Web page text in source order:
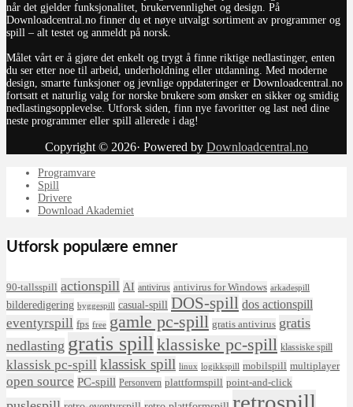
når det gjelder funksjonalitet, brukervennlighet og design. På
Downloadcentral.no finner du et nøye utvalgt sortiment av programmer og
spill – alt testet og anmeldt på norsk.
Målet vårt er å gjøre det enkelt og trygt å finne riktige nedlastinger, enten
du ser etter noe til arbeid, underholdning eller utdanning. Med moderne
design, smarte funksjoner og jevnlige oppdateringer er Downloadcentral.no
fortsatt et naturlig valg for norske brukere som ønsker en sikker og smidig
nedlastingsopplevelse. Utforsk siden, finn nye favoritter og last ned dine
neste programmer eller spill allerede i dag!
Copyright © 2026· Powered by Downloadcentral.no
Programvare
Spill
Drivere
Download Akademiet
Utforsk populære emner
90-tallsspill actionspill AI antivirus antivirus for Windows arkadespill
bilderedigering byggespill casual-spill DOS-spill dos actionspill
eventyrspill fps free gamle pc-spill gratis antivirus gratis
nedlasting gratis spill klassiske pc-spill klassiske spill
klassisk pc-spill klassisk spill linux logikkspill mobilspill multiplayer
open source PC-spill Personvern plattformspill point-and-click